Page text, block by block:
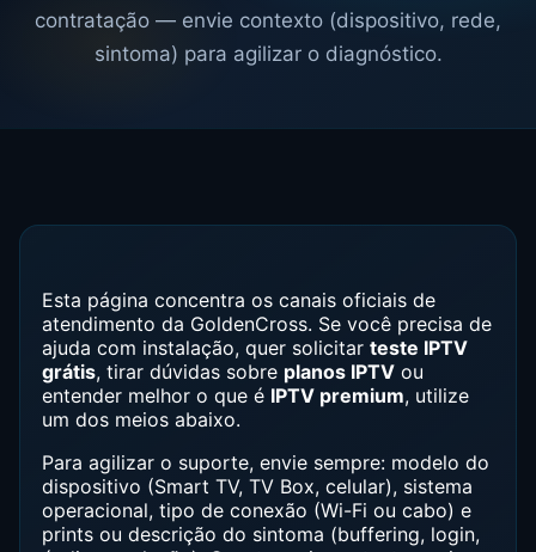
contratação — envie contexto (dispositivo, rede,
sintoma) para agilizar o diagnóstico.
Esta página concentra os canais oficiais de
atendimento da GoldenCross. Se você precisa de
ajuda com instalação, quer solicitarteste IPTV
grátis, tirar dúvidas sobre planos IPTV ou
entender melhor o que é IPTV premium, utilize
um dos meios abaixo.
Para agilizar o suporte, envie sempre: modelo do
dispositivo (Smart TV, TV Box, celular), sistema
operacional, tipo de conexão (Wi-Fi ou cabo) e
prints ou descrição do sintoma (buffering, login,